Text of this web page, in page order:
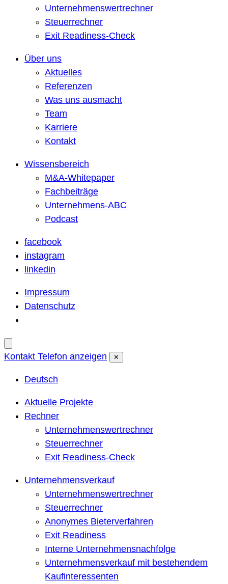
Unternehmenswertrechner
Steuerrechner
Exit Readiness-Check
Über uns
Aktuelles
Referenzen
Was uns ausmacht
Team
Karriere
Kontakt
Wissensbereich
M&A-Whitepaper
Fachbeiträge
Unternehmens-ABC
Podcast
facebook
instagram
linkedin
Impressum
Datenschutz
Kontakt Telefon anzeigen ✕
Deutsch
Aktuelle Projekte
Rechner
Unternehmenswertrechner
Steuerrechner
Exit Readiness-Check
Unternehmensverkauf
Unternehmenswertrechner
Steuerrechner
Anonymes Bieterverfahren
Exit Readiness
Interne Unternehmensnachfolge
Unternehmensverkauf mit bestehendem
Kaufinteressenten